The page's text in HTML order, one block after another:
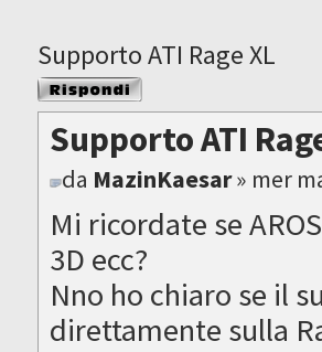
Supporto ATI Rage XL
Rispondi al
messaggio
Supporto ATI
da MazinKaesar» mer
Mi ricordate se
3D ecc?
Nno ho chiaro se il
direttamente sulla